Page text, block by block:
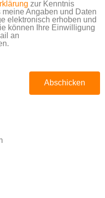
zur Kenntnis
Angaben und Daten
elektronisch erhoben und
können Ihre Einwilligung
an
Abschicken